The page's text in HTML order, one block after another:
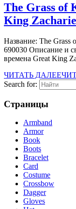
The Grass of
King
Название: The Grass
690030 Описание и
времена Great King
ЧИТАТЬ ДАЛЕЕ
Search for:
Страницы
Armband
Armor
Book
Boots
Bracelet
Card
Costume
Crossbow
Dagger
Gloves